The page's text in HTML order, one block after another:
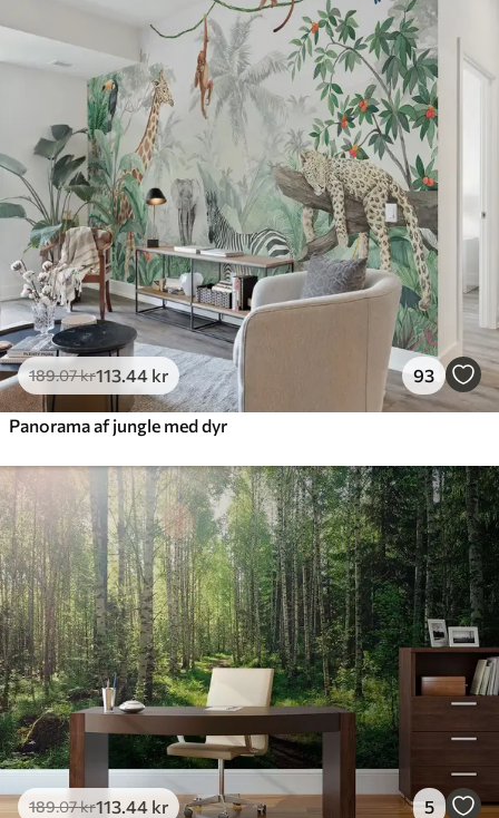
Premium
.33269.00kr/m²
Premium vinyl
516.67310.00 kr/m²
Peel and Stick
666.67400.00kr/m²
189.07kr113.44 kr 93
Panorama af jungle med dyr
189.07kr113.44 kr 5